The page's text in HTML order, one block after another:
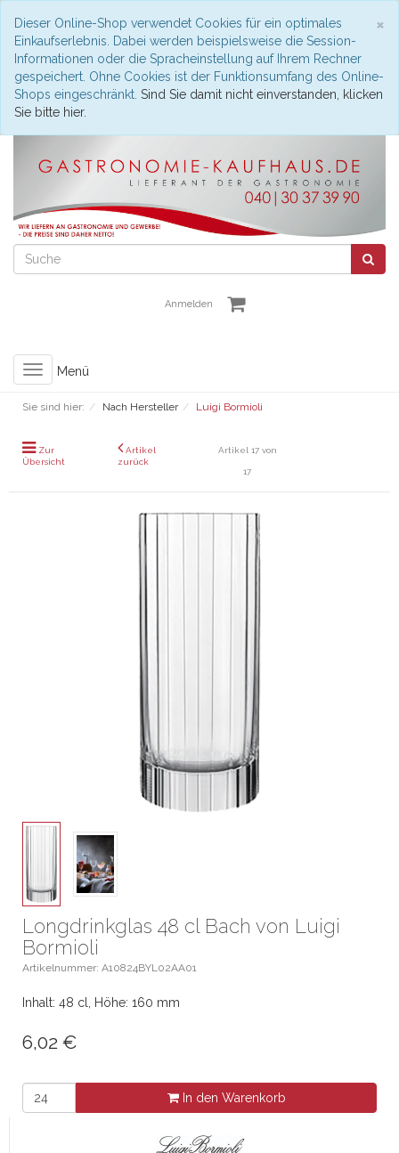
×
Dieser Online-Shop verwendet Cookies für ein optimales
Einkaufserlebnis. Dabei werden beispielsweise die Session-
Informationen oder die Spracheinstellung auf Ihrem Rechner
gespeichert. Ohne Cookies ist der Funktionsumfang des Online-
Shops eingeschränkt. Sind Sie damit nicht einverstanden, klicken
Sie bitte hier.
Anmelden
Toggle
navigation
Menü
Sie sind hier: Nach Hersteller Luigi Bormioli
Zur
Übersicht
Artikel
zurück
Artikel 17 von
17
Longdrinkglas 48 cl Bach von Luigi
Bormioli
Artikelnummer: A10824BYL02AA01
Inhalt: 48 cl, Höhe: 160 mm
6,02 €
In den Warenkorb